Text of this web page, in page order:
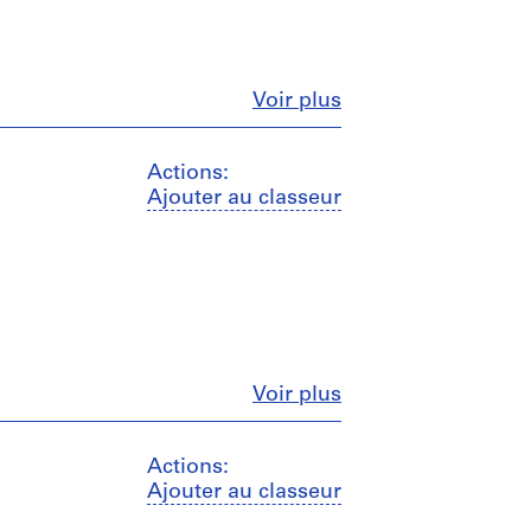
Voir plusFermer
Actions:
Ajouter au classeur
Voir plusFermer
Actions:
Ajouter au classeur